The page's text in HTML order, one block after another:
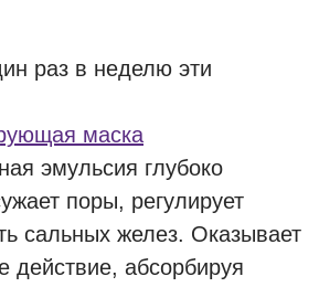
раз в неделю эти
маска
эмульсия глубоко
поры, регулирует
сальных желез. Оказывает
действие, абсорбируя